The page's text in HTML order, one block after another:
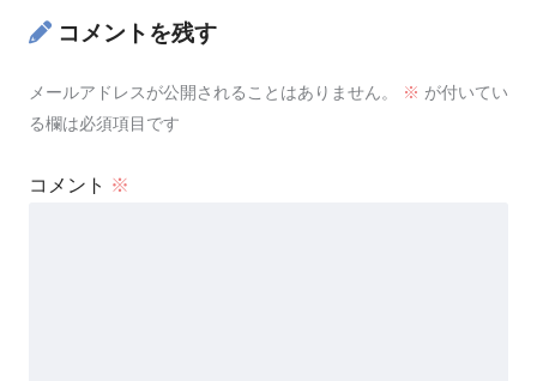
コメントを残す
メールアドレスが公開されることはありません。 ※ が付いてい
る欄は必須項目です
コメント ※